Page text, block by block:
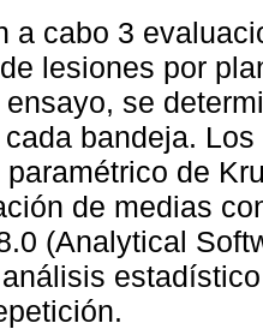
a cabo 3
lesiones por
se
bandeja.
de
de medias
(Analytical